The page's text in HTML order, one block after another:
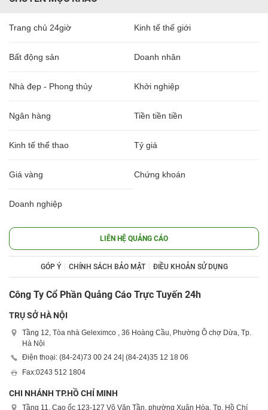
Trang chủ 24giờ Kinh tế thế giới
Bất động sản Doanh nhân
Nhà đẹp - Phong thủy Khởi nghiệp
Ngân hàng Tiền tiền tiền
Kinh tế thể thao Tỷ giá
Giá vàng Chứng khoán
Doanh nghiệp
LIÊN HỆ QUẢNG CÁO
GÓP Ý CHÍNH SÁCH BẢO MẬT ĐIỀU KHOẢN SỬ DỤNG
Công Ty Cổ Phần Quảng Cáo Trực Tuyến 24h
TRỤ SỞ HÀ NỘI
Tầng 12, Tòa nhà Geleximco , 36 Hoàng Cầu, Phường Ô chợ Dừa, Tp.
Hà Nội
Điện thoại: (84-24)73 00 24 24 | (84-24)35 12 18 06
Fax:0243 512 1804
CHI NHÁNH TP.HỒ CHÍ MINH
Tầng 11, Cao ốc 123-127 Võ Văn Tần, phường Xuân Hòa, Tp. Hồ Chí